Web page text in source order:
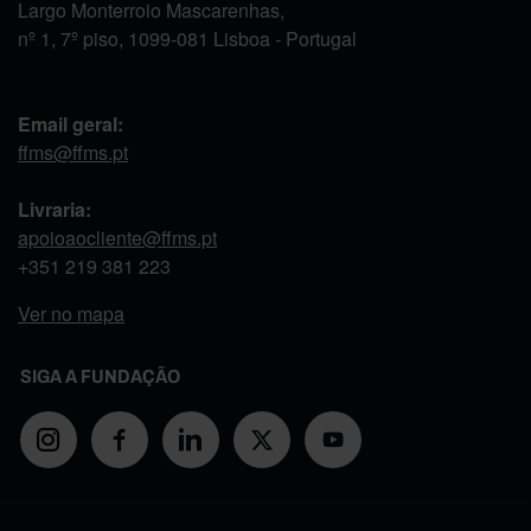
Largo Monterroio Mascarenhas,
nº 1, 7º piso, 1099-081 Lisboa - Portugal
Email geral:
ffms@ffms.pt
Livraria:
apoioaocliente@ffms.pt
+351 219 381 223
Ver no mapa
SIGA A FUNDAÇÃO